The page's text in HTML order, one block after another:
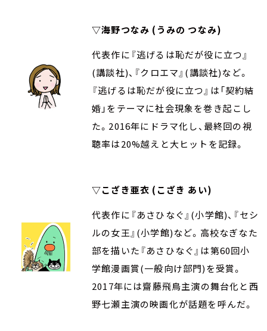
▽海野つなみ (うみの つなみ)
代表作に『逃げるは恥だが役に立つ』
(講談社)、『クロエマ』(講談社)など。
『逃げるは恥だが役に立つ』は「契約結
婚」をテーマに社会現象を巻き起こし
た。2016年にドラマ化し、最終回の視
聴率は20%越えと大ヒットを記録。
▽こざき亜衣 (こざき あい)
代表作に『あさひなぐ』(小学館)、『セシ
ルの女王』(小学館)など。高校なぎなた
部を描いた『あさひなぐ』は第60回小
学館漫画賞(一般向け部門)を受賞。
2017年には齋藤飛鳥主演の舞台化と西
野七瀬主演の映画化が話題を呼んだ。